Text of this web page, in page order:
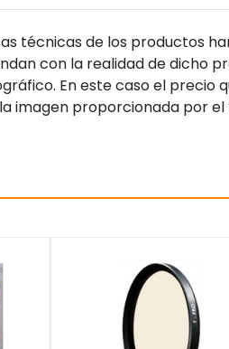
técnicas de los productos
con la realidad de dicho
En este caso el
imagen proporcionada